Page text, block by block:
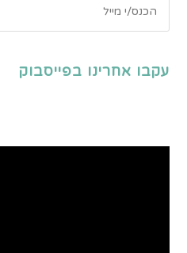
עקבו אחרינו בפייסבוק